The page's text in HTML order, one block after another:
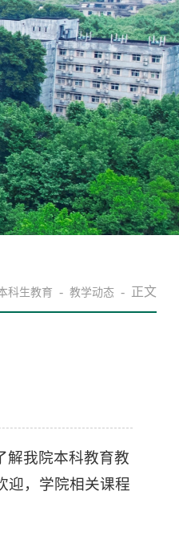
科生教育 - 教学动态 - 正文
解我院本科教育教
迎，学院相关课程